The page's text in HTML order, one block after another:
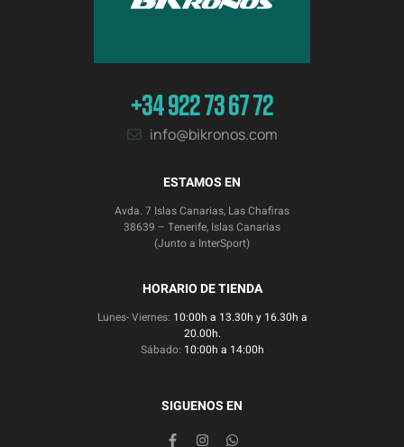
+34 922 73 67 72
info@bikronos.com
ESTAMOS EN
Avda. 7 Islas Canarias, Las Chafiras
38639 – Tenerife, Islas Canarias
(Junto a InterSport)
HORARIO DE TIENDA
Lunes- Viernes: 10:00h a 13.30h y 16.30h a
20.00h.
Sábado: 10:00h a 14:00h
SIGUENOS EN